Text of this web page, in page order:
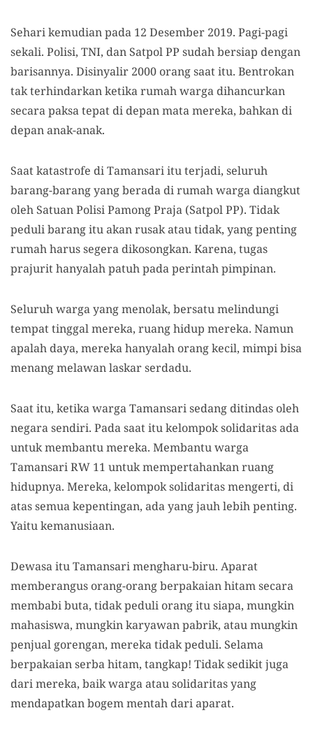
Sehari kemudian pada 12 Desember 2019. Pagi-pagi
sekali. Polisi, TNI, dan Satpol PP sudah bersiap dengan
barisannya. Disinyalir 2000 orang saat itu. Bentrokan
tak terhindarkan ketika rumah warga dihancurkan
secara paksa tepat di depan mata mereka, bahkan di
depan anak-anak.
Saat katastrofe di Tamansari itu terjadi, seluruh
barang-barang yang berada di rumah warga diangkut
oleh Satuan Polisi Pamong Praja (Satpol PP). Tidak
peduli barang itu akan rusak atau tidak, yang penting
rumah harus segera dikosongkan. Karena, tugas
prajurit hanyalah patuh pada perintah pimpinan.
Seluruh warga yang menolak, bersatu melindungi
tempat tinggal mereka, ruang hidup mereka. Namun
apalah daya, mereka hanyalah orang kecil, mimpi bisa
menang melawan laskar serdadu.
Saat itu, ketika warga Tamansari sedang ditindas oleh
negara sendiri. Pada saat itu kelompok solidaritas ada
untuk membantu mereka. Membantu warga
Tamansari RW 11 untuk mempertahankan ruang
hidupnya. Mereka, kelompok solidaritas mengerti, di
atas semua kepentingan, ada yang jauh lebih penting.
Yaitu kemanusiaan.
Dewasa itu Tamansari mengharu-biru. Aparat
memberangus orang-orang berpakaian hitam secara
membabi buta, tidak peduli orang itu siapa, mungkin
mahasiswa, mungkin karyawan pabrik, atau mungkin
penjual gorengan, mereka tidak peduli. Selama
berpakaian serba hitam, tangkap! Tidak sedikit juga
dari mereka, baik warga atau solidaritas yang
mendapatkan bogem mentah dari aparat.